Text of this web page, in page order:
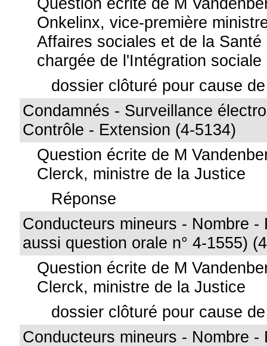
Onkelinx, vice-première
Affaires sociales et de la Santé
chargée de l'Intégration sociale
dossier clôturé pour cause
Condamnés - Surveillance
Contrôle - Extension (4-5134)
Question écrite de M
Clerck, ministre de la Justice
Réponse
Conducteurs mineurs - Nombre -
aussi question orale n° 4-1555)
Question écrite de M
Clerck, ministre de la Justice
dossier clôturé pour cause
Conducteurs mineurs - Nombre -